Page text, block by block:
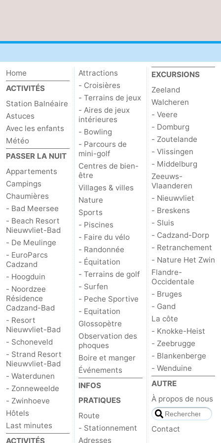
Domburg
-
Zoutelande
-
Vlissingen
-
Middelburg
Zeeuws-
Vlaanderen
-
Nieuwvliet
-
Breskens
-
Sluis
-
Cadzand-
Dorp
Retranchement
Nature
Het
Zwin
Flandre-
Occidentale
Bruges
-
Gand
La
côte
Knokke-
Heist
Zeebrugge
Blankenberge
-
Wenduine
Météo
Home
ACTIVITÉS
Station Balnéaire
Astuces
Avec les enfants
Météo
PASSER LA NUIT
Appartements
Campings
Chaumières
- Bad Meersee
- Beach Resort
Nieuwvliet-Bad
- De Meulinge
- EuroParcs
Cadzand
- Hoogduin
- Noordzee
Résidence
Cadzand-Bad
- Resort
Nieuwvliet-Bad
- Schoneveld
- Strand Resort
Nieuwvliet-Bad
- Waterdunen
- Zonneweelde
- Zwinhoeve
Hôtels
Last minutes
ACTIVITÉS
Attractions
- Croisières
- Terrains de jeux
- Aires de jeux
intérieures
- Bowling
- Parcours de
mini-golf
Centres de bien-
être
Villages & villes
Nature
Sports
- Piscines
- Faire du vélo
- Randonnée
- Équitation
- Terrains de golf
- Surfen
- Peche Sportive
- Equitation
Glossopètre
Observation des
phoques
Boire et manger
Événements
INFOS
PRATIQUES
Route
- Stationnement
Adresses
EXCURSIONS
Zeeland
Walcheren
- Veere
- Domburg
- Zoutelande
- Vlissingen
- Middelburg
Zeeuws-
Vlaanderen
- Nieuwvliet
- Breskens
- Sluis
- Cadzand-Dorp
- Retranchement
- Nature Het Zwin
Flandre-
Occidentale
- Bruges
- Gand
La côte
- Knokke-Heist
- Zeebrugge
- Blankenberge
- Wenduine
AUTRE
À propos de nous
Contact